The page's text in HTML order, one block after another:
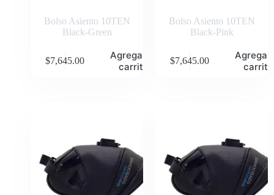
Bolso Asiento 10TEN
Black-Green
$7,645.00
Agregar al
carrito
Bolso Asiento 10TEN
Black-Pink
$7,645.00
Agregar
carrito